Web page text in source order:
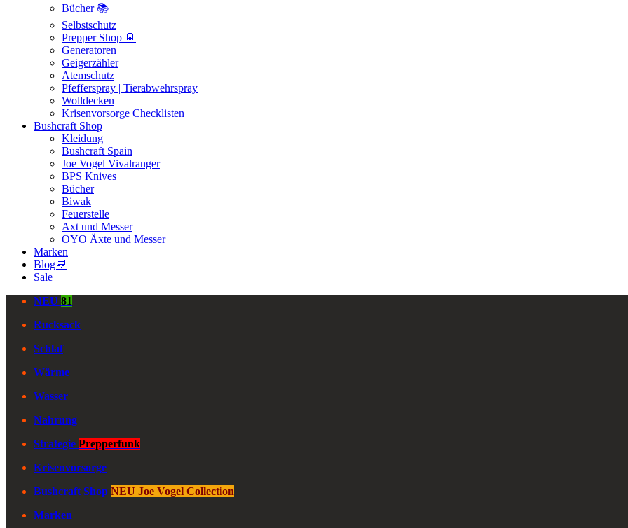
Bücher 📚
Selbstschutz
Prepper Shop 🥫
Generatoren
Geigerzähler
Atemschutz
Pfefferspray | Tierabwehrspray
Wolldecken
Krisenvorsorge Checklisten
Bushcraft Shop
Kleidung
Bushcraft Spain
Joe Vogel Vivalranger
BPS Knives
Bücher
Biwak
Feuerstelle
Axt und Messer
OYO Äxte und Messer
Marken
Blog💬
Sale
NEU 81
Rucksack
Schlaf
Wärme
Wasser
Nahrung
Strategie Prepperfunk
Krisenvorsorge
Bushcraft Shop NEU Joe Vogel Collection
Marken